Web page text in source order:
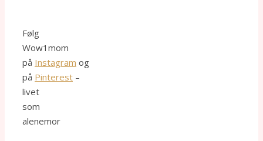
Følg
Wow1mom
på Instagram og
på Pinterest –
livet
som
alenemor